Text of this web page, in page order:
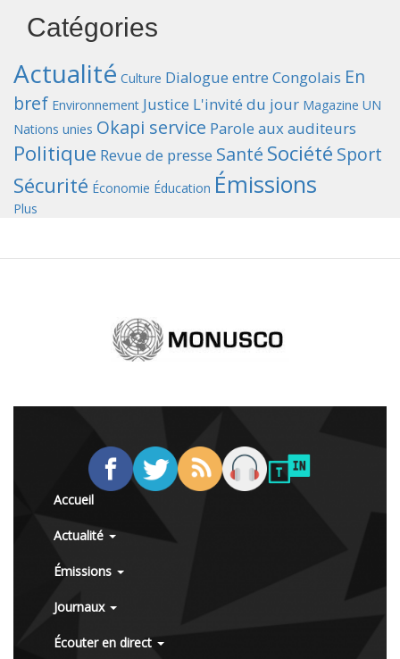
Catégories
Actualité Culture Dialogue entre Congolais En
bref Environnement Justice L'invité du jour Magazine UN
Nations unies Okapi service Parole aux auditeurs
Politique Revue de presse Santé Société Sport
Sécurité Économie Éducation Émissions
Plus
Accueil
Actualité
Émissions
Journaux
Écouter en direct